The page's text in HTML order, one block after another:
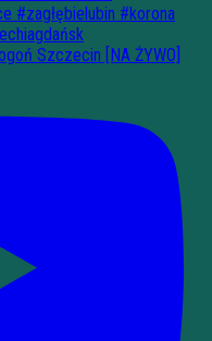
Szczecin [NA ŻYWO]